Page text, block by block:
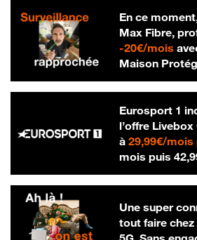
En ce
Max Fibre,
-20€/mois20
Maison
Eurosport 1
l’offre
à 29,99€/mois
mois puis
Une super
tout faire chez